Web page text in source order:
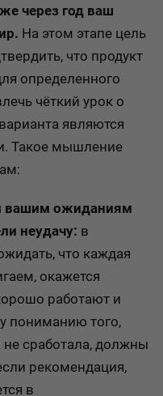
через год ваш
На этом этапе цель
что продукт
определенного
чёткий урок о
являются
Такое мышление
вашим ожиданиям
неудачу: в
что каждая
окажется
работают и
пониманию того,
не сработала, должны
рекомендация,
в